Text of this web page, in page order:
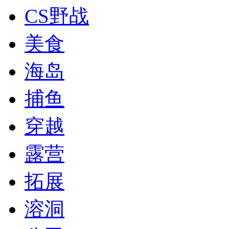
CS野战
美食
海岛
捕鱼
穿越
露营
拓展
溶洞